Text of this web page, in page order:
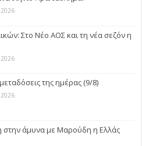
Στο Νέο ΑΟΣ και τη νέα σεζόν η
της ημέρας (9/8)
στην άμυνα με Μαρούδη η Ελλάς